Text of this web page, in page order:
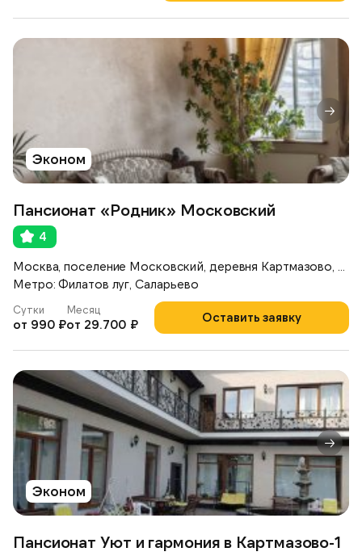
Эконом
Пансионат «Родник» Московский
4
Метро: Филатов луг, Саларьево
Оставить заявку
Сутки
от 990 ₽
Месяц
от 29.700 ₽
Эконом
Пансионат Уют и гармония в Картмазово-1